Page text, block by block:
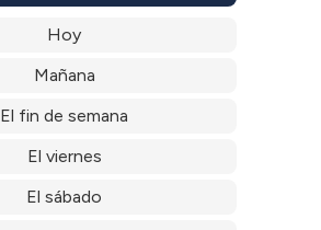
Hoy
Mañana
El fin de semana
El viernes
El sábado